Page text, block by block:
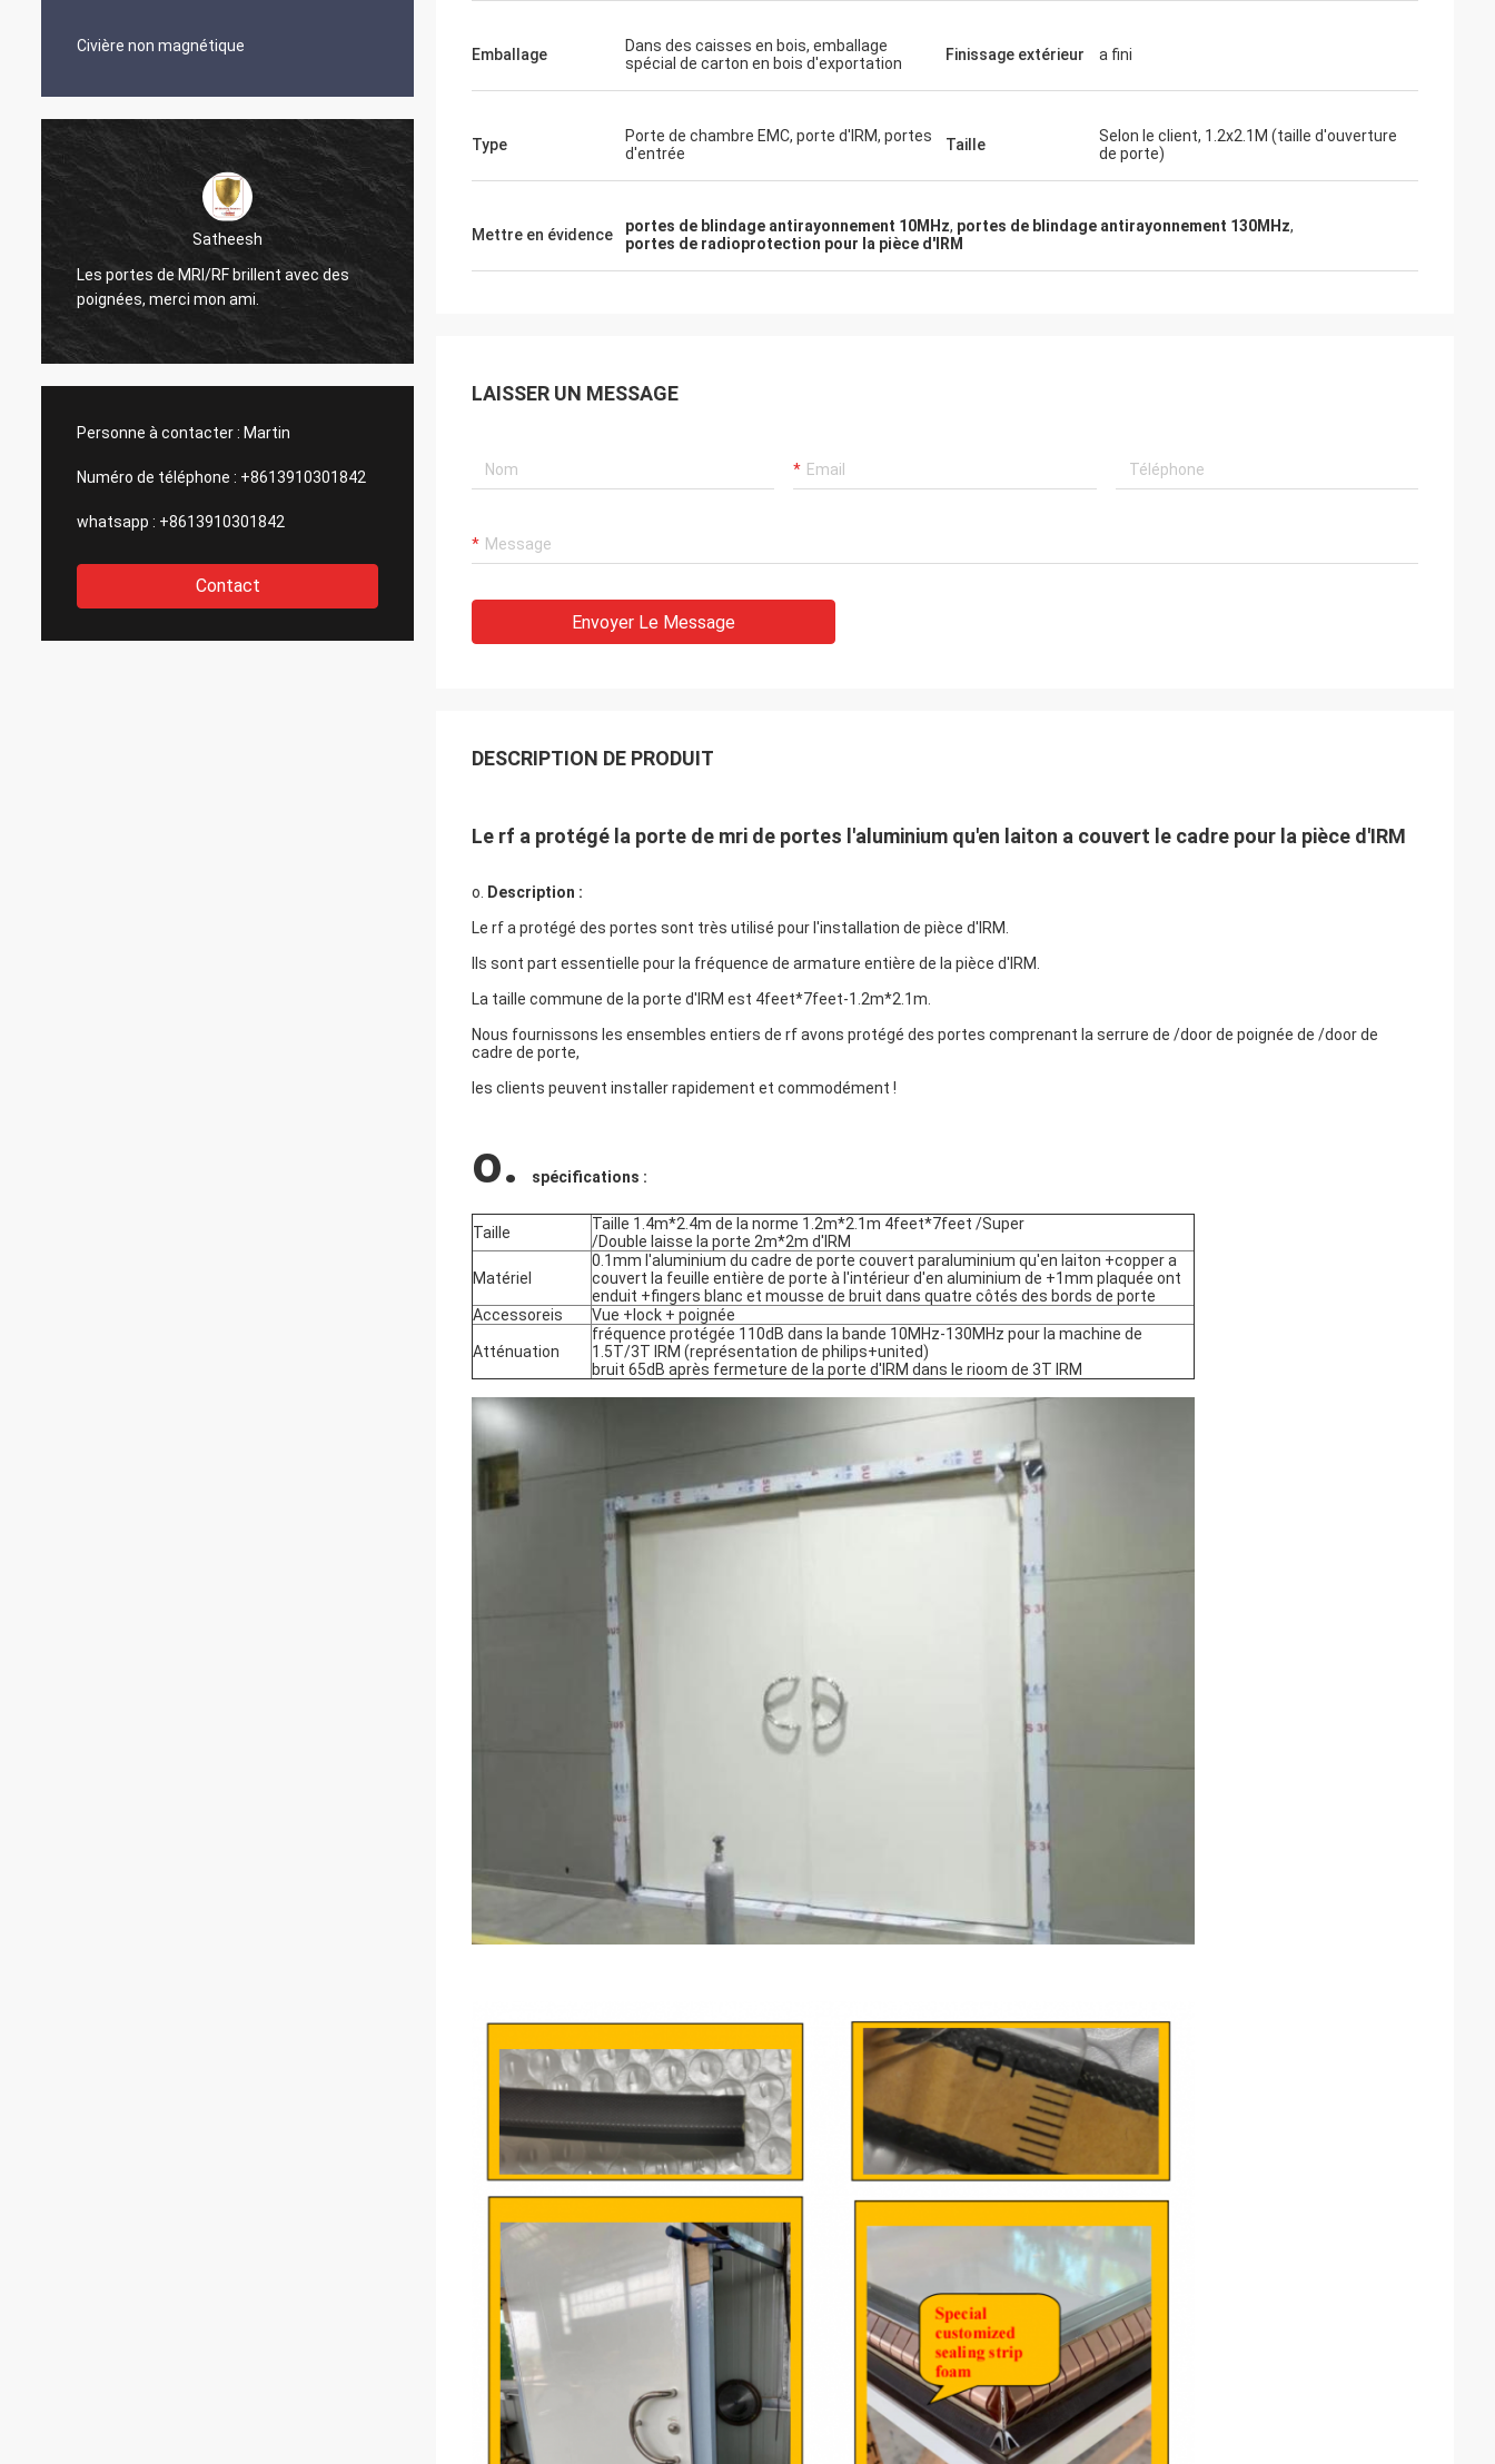
Civière non magnétique
RF brillent avec des
Le conduit en laiton de nid d'abeilles
regarde très Nice
Personne à contacter : Martin
Numéro de téléphone : +8613910301842
whatsapp : +8613910301842
Contact
Emballage
Dans des caisses en bois, emballage
spécial de carton en bois d'exportation
Finissage extérieur a fini
Type
Porte de chambre EMC, porte d'IRM, portes
d'entrée
Taille
Selon le client, 1.2x2.1M (taille d'ouverture
de porte)
Mettre en évidence portes de blindage antirayonnement 10MHz, portes de blindage antirayonnement 130MHz,
portes de radioprotection pour la pièce d'IRM
LAISSER UN MESSAGE
Envoyer Le Message
DESCRIPTION DE PRODUIT
Le rf a protégé la porte de mri de portes l'aluminium qu'en laiton a couvert le cadre pour la pièce d'IRM
o.
Description :
Le rf a protégé des portes sont très utilisé pour l'installation de pièce d'IRM.
Ils sont part essentielle pour la fréquence de armature entière de la pièce d'IRM.
La taille commune de la porte d'IRM est 4feet*7feet-1.2m*2.1m.
Nous fournissons les ensembles entiers de rf avons protégé des portes comprenant la serrure de /door de poignée de /door de
cadre de porte,
les clients peuvent installer rapidement et commodément !
o. spécifications :
Taille
Taille 1.4m*2.4m de la norme 1.2m*2.1m 4feet*7feet /Super
/Double laisse la porte 2m*2m d'IRM
Matériel
0.1mm l'aluminium du cadre de porte couvert paraluminium qu'en laiton +copper a
couvert la feuille entière de porte à l'intérieur d'en aluminium de +1mm plaquée ont
enduit +fingers blanc et mousse de bruit dans quatre côtés des bords de porte
Accessoreis
Vue +lock + poignée
Atténuation
fréquence protégée 110dB dans la bande 10MHz-130MHz pour la machine de
1.5T/3T IRM (représentation de philips+united)
bruit 65dB après fermeture de la porte d'IRM dans le rioom de 3T IRM